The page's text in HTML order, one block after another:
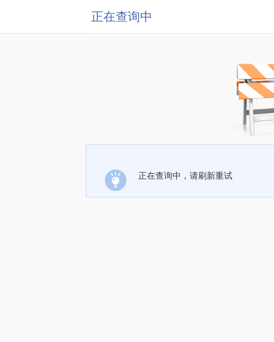
正在查询中
正在查询中，请刷新重试